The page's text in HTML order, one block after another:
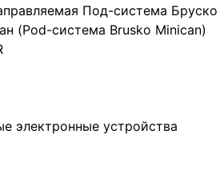
Под-система Бруско
(Pod-система Brusko Minican)
электронные устройства